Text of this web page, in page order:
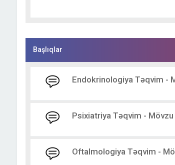
Başlıqlar
Endokrinologiya Təqvim -
Psixiatriya Təqvim - Mövzu
Oftalmologiya Təqvim -